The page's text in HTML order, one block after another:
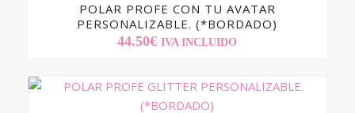
POLAR PROFE CON TU AVATAR
PERSONALIZABLE. (*BORDADO)
44.50€ IVA INCLUIDO